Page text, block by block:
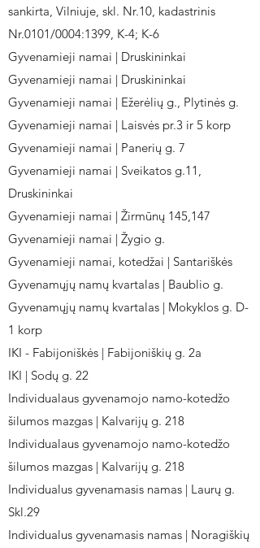
sankirta, Vilniuje, skl. Nr.10, kadastrinis
Nr.0101/0004:1399, K-4; K-6
Gyvenamieji namai | Druskininkai
Gyvenamieji namai | Druskininkai
Gyvenamieji namai | Ežerėlių g., Plytinės g.
Gyvenamieji namai | Laisvės pr.3 ir 5 korp
Gyvenamieji namai | Panerių g. 7
Gyvenamieji namai | Sveikatos g.11,
Druskininkai
Gyvenamieji namai | Žirmūnų 145,147
Gyvenamieji namai | Žygio g.
Gyvenamieji namai, kotedžai | Santariškės
Gyvenamųjų namų kvartalas | Baublio g.
Gyvenamųjų namų kvartalas | Mokyklos g. D-
1 korp
IKI - Fabijoniškės | Fabijoniškių g. 2a
IKI | Sodų g. 22
Individualaus gyvenamojo namo-kotedžo
šilumos mazgas | Kalvarijų g. 218
Individualaus gyvenamojo namo-kotedžo
šilumos mazgas | Kalvarijų g. 218
Individualus gyvenamasis namas | Laurų g.
Skl.29
Individualus gyvenamasis namas | Noragiškių